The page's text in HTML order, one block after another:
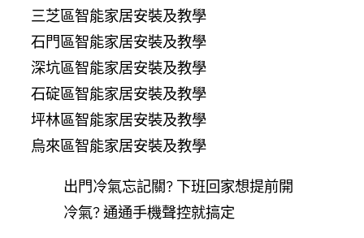
三芝區智能家居安裝及教學
石門區智能家居安裝及教學
深坑區智能家居安裝及教學
石碇區智能家居安裝及教學
坪林區智能家居安裝及教學
烏來區智能家居安裝及教學
出門冷氣忘記關? 下班回家想提前開
冷氣? 通通手機聲控就搞定